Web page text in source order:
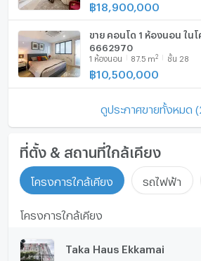
฿18,900,000
ขาย คอนโด 1 ห้องนอน ใน
6662970
1 ห้องนอน 87.5 m2 ชั้น 28
฿10,500,000
ดูประกาศขายทั้งหมด
ที่ตั้ง & สถานที่ใกล้เคียง
โครงการใกล้เคียง รถไฟฟ้า
โครงการใกล้เคียง
Taka Haus Ekkamai